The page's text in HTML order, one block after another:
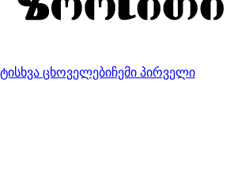
სხვა ცხოველებიჩემი პირველი